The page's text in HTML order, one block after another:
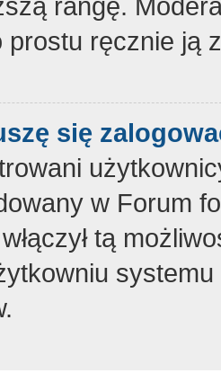
prostu ręcznie ją
się
w Forum
tą